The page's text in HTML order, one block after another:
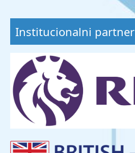
Institucionalni partner